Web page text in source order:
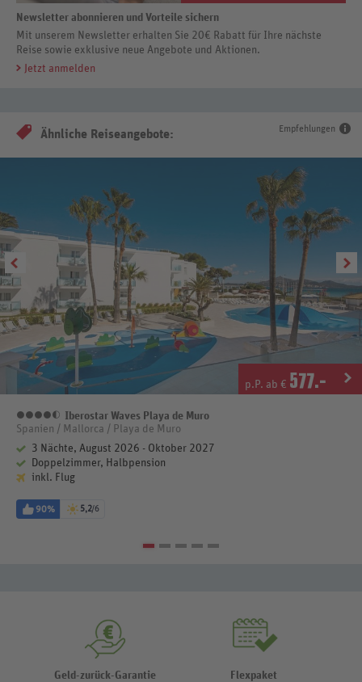
Newsletter abonnieren und Vorteile sichern
Mit unserem Newsletter erhalten Sie 20€ Rabatt für Ihre nächste
Reise sowie exklusive neue Angebote und Aktionen.
Jetzt anmelden
Empfehlungen
Ähnliche Reiseangebote:
p.P. ab € 577.-
4,5 Sterne
Iberostar Waves Playa de Muro
Spanien / Mallorca / Playa de Muro
3 Nächte, August 2026 - Oktober 2027
Doppelzimmer, Halbpension
inkl. Flug
90% 5,2/6
Geld-zurück-Garantie Flexpaket